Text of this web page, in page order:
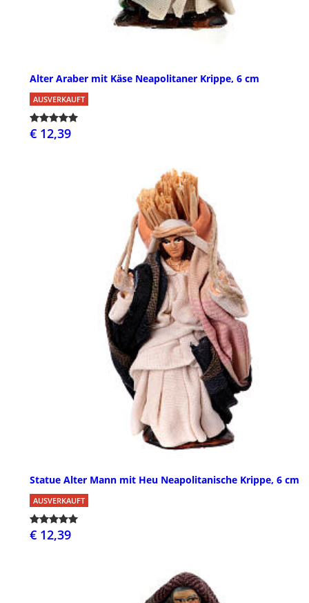
Alter Araber mit Käse Neapolitaner Krippe, 6 cm
AUSVERKAUFT
€ 12,39
Statue Alter Mann mit Heu Neapolitanische Krippe, 6 cm
AUSVERKAUFT
€ 12,39